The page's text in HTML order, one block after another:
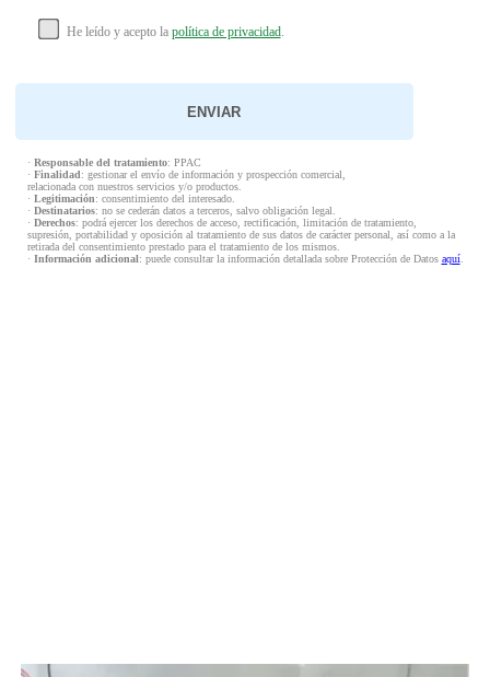
He leído y acepto la política de privacidad.
· Responsable del tratamiento: PPAC
· Finalidad: gestionar el envío de información y prospección comercial,
relacionada con nuestros servicios y/o productos.
· Legitimación: consentimiento del interesado.
· Destinatarios: no se cederán datos a terceros, salvo obligación legal.
· Derechos: podrá ejercer los derechos de acceso, rectificación, limitación de tratamiento,
supresión, portabilidad y oposición al tratamiento de sus datos de carácter personal, así como a la
retirada del consentimiento prestado para el tratamiento de los mismos.
· Información adicional: puede consultar la información detallada sobre Protección de Datos aquí.